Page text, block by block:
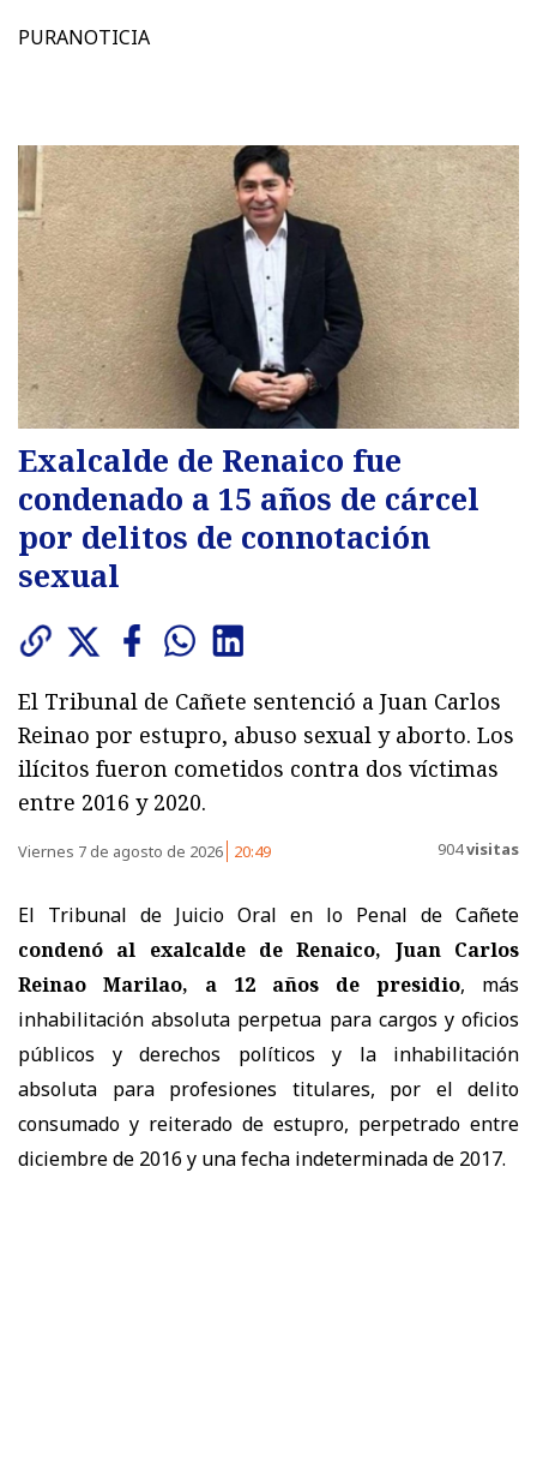
PURANOTICIA
Exalcalde de Renaico fue
condenado a 15 años de cárcel
por delitos de connotación
sexual
El Tribunal de Cañete sentenció a Juan Carlos
Reinao por estupro, abuso sexual y aborto. Los
ilícitos fueron cometidos contra dos víctimas
entre 2016 y 2020.
Viernes 7 de agosto de 2026 20:49 904visitas
El Tribunal de Juicio Oral en lo Penal de Cañete
condenó al exalcalde de Renaico, Juan Carlos
Reinao Marilao, a 12 años de presidio, más
inhabilitación absoluta perpetua para cargos y oficios
públicos y derechos políticos y la inhabilitación
absoluta para profesiones titulares, por el delito
consumado y reiterado de estupro, perpetrado entre
diciembre de 2016 y una fecha indeterminada de 2017.